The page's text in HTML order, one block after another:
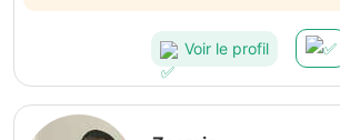
Voir le profil